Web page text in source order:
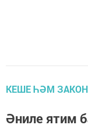
КЕШЕ ҺӘМ ЗАКОН
Әниле ятим